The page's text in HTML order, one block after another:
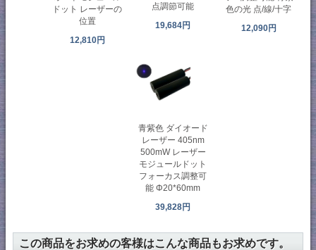
ドット レーザーの
位置
12,810円
点調節可能
19,684円
色の光 点/線/十字
12,090円
青紫色 ダイオード
レーザー 405nm
500mW レーザー
モジュールドット
フォーカス調整可
能 Φ20*60mm
39,828円
この商品をお求めの客様はこんな商品もお求めです。